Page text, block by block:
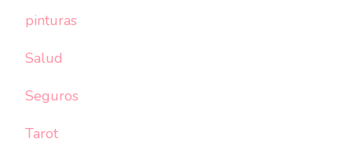
pinturas
Salud
Seguros
Tarot